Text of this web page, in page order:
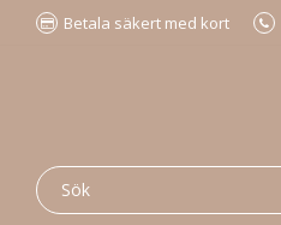
Betala säkert med kort